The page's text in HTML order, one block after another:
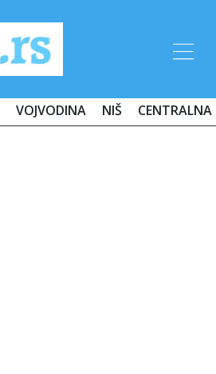
VOJVODINA NIŠ CENTRALNA